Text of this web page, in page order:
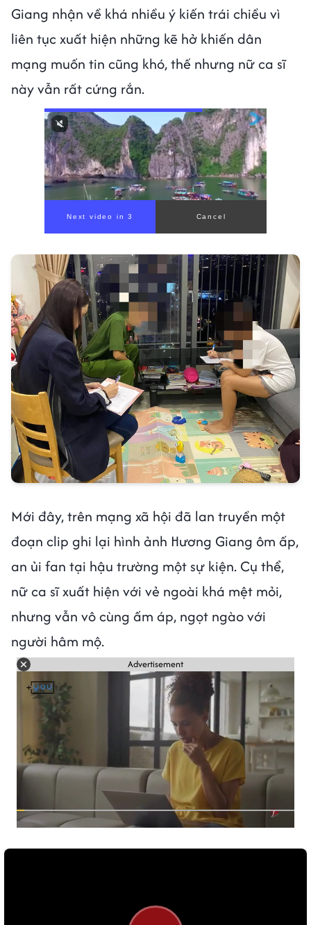
Giang nhận về khá nhiều ý kiến trái chiều vì
liên tục xuất hiện những kẽ hở khiến dân
mạng muốn tin cũng khó, thế nhưng nữ ca sĩ
này vẫn rất cứng rắn.
Mới đây, trên mạng xã hội đã lan truyền một
đoạn clip ghi lại hình ảnh Hương Giang ôm ấp,
an ủi fan tại hậu trường một sự kiện. Cụ thể,
nữ ca sĩ xuất hiện với vẻ ngoài khá mệt mỏi,
nhưng vẫn vô cùng ấm áp, ngọt ngào với
người hâm mộ.
Advertisement